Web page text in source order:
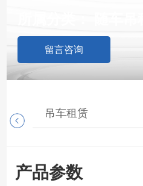
留言咨询
吊车租赁
产品参数